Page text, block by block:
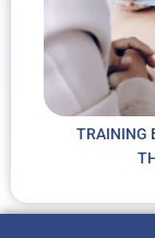
TRAINING